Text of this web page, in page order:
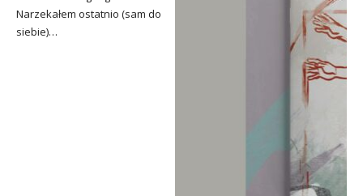
Narzekałem ostatnio (sam do
siebie)…